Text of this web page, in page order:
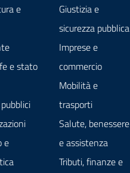
e
e stato
e
Giustizia e
sicurezza pubblica
Imprese e
commercio
Mobilità e
trasporti
Salute, benessere
e assistenza
Tributi, finanze e